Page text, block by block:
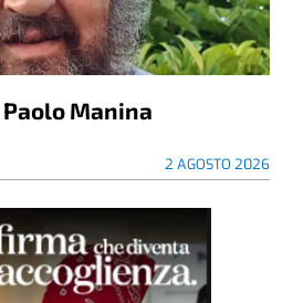
Manina
2 AGOSTO 2026